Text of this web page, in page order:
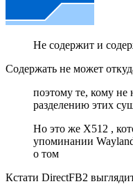
Не содержит и
Содержать не может
поэтому те, кому не
разделению этих
Но это же X512 ,
упоминании
о том
Кстати DirectFB2